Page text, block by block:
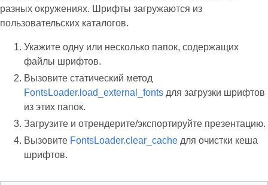
разных окружениях. Шрифты загружаются из
пользовательских каталогов.
Укажите одну или несколько папок, содержащих
файлы шрифтов.
Вызовите статический метод
FontsLoader.load_external_fonts для загрузки шрифтов
из этих папок.
Загрузите и отрендерите/экспортируйте презентацию.
Вызовите FontsLoader.clear_cache для очистки кеша
шрифтов.